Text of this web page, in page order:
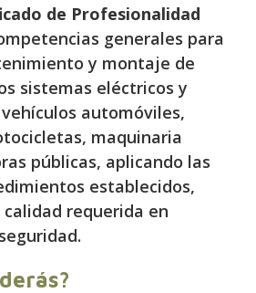
de Profesionalidad
generales para
y montaje de
sistemas eléctricos y
automóviles,
maquinaria
públicas, aplicando las
establecidos,
calidad requerida en